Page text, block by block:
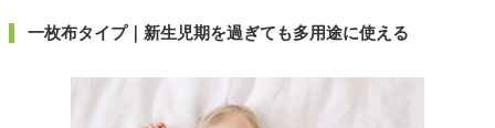
一枚布タイプ｜新生児期を過ぎても多用途に使える